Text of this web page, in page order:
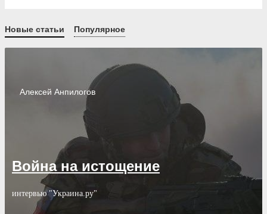
Новые статьи Популярное
Алексей Анпилогов
Война на истощение
интервью "Украина.ру"